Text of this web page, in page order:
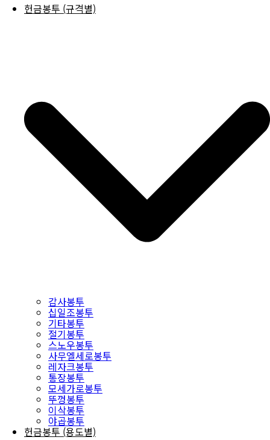
헌금봉투 (규격별)
감사봉투
십일조봉투
기타봉투
절기봉투
스노우봉투
사무엘세로봉투
레자크봉투
통장봉투
모세가로봉투
뚜껑봉투
이삭봉투
야곱봉투
헌금봉투 (용도별)